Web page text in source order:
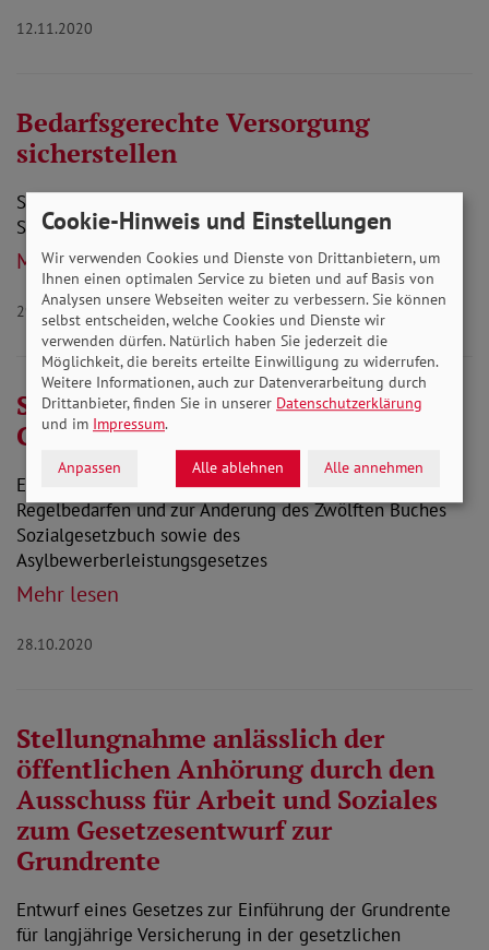
12.11.2020
Bedarfsgerechte Versorgung
sicherstellen
Stellungnahme zur Ausschussanhörung zum Thema
Sehhilfen für gesetzlich Versicherte
Mehr lesen
29.10.2020
Stellungnahme Regelsätze in der
Grundsicherung
Entwurf eines Gesetzes zur Ermittlung von
Regelbedarfen und zur Änderung des Zwölften Buches
Sozialgesetzbuch sowie des
Asylbewerberleistungsgesetzes
Mehr lesen
28.10.2020
Stellungnahme anlässlich der
öffentlichen Anhörung durch den
Ausschuss für Arbeit und Soziales
zum Gesetzesentwurf zur
Grundrente
Entwurf eines Gesetzes zur Einführung der Grundrente
für langjährige Versicherung in der gesetzlichen
Cookie-Hinweis und Einstellungen
Wir verwenden Cookies und Dienste von Drittanbietern, um
Ihnen einen optimalen Service zu bieten und auf Basis von
Analysen unsere Webseiten weiter zu verbessern. Sie können
selbst entscheiden, welche Cookies und Dienste wir
verwenden dürfen. Natürlich haben Sie jederzeit die
Möglichkeit, die bereits erteilte Einwilligung zu widerrufen.
Weitere Informationen, auch zur Datenverarbeitung durch
Drittanbieter, finden Sie in unserer Datenschutzerklärung
und im Impressum.
Anpassen Alle ablehnen Alle annehmen